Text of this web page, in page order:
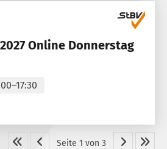
Online Donnerstag
Seite 1 von 3